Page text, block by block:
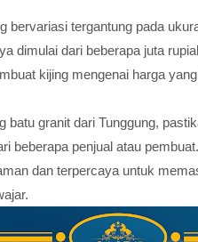
bervariasi tergantung pada
dimulai dari beberapa juta
kijing mengenai harga
batu granit dari Tunggung,
beberapa penjual atau
dan terpercaya untuk